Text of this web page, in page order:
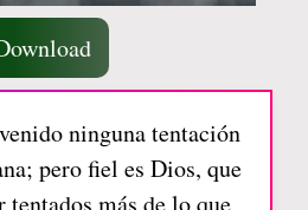
ninguna tentación
pero fiel es Dios, que
tentados más de lo que